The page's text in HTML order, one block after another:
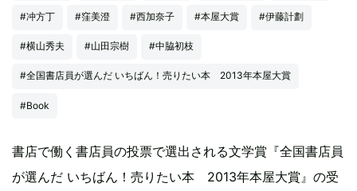
#冲方丁 #窪美澄 #西加奈子 #本屋大賞 #伊藤計劃
#横山秀夫 #山田宗樹 #中脇初枝
#全国書店員が選んだ いちばん！売りたい本 2013年本屋大賞
#Book
書店で働く書店員の投票で選出される文学賞『全国書店員
が選んだ いちばん！売りたい本 2013年本屋大賞』の受